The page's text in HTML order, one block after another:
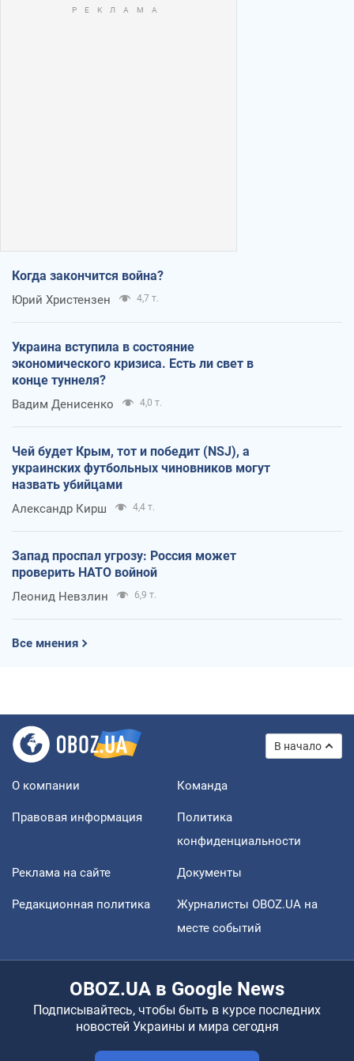
Когда закончится война?
Юрий Христензен 4,7 т.
Украина вступила в состояние
экономического кризиса. Есть ли свет в
конце туннеля?
Вадим Денисенко 4,0 т.
Чей будет Крым, тот и победит (NSJ), а
украинских футбольных чиновников могут
назвать убийцами
Александр Кирш 4,4 т.
Запад проспал угрозу: Россия может
проверить НАТО войной
Леонид Невзлин 6,9 т.
Все мнения
В начало
О компании Команда
Правовая информация
Политика
конфиденциальности
Реклама на сайте Документы
Редакционная политика
Журналисты OBOZ.UA на
месте событий
OBOZ.UA в Google News
Подписывайтесь, чтобы быть в курсе последних
новостей Украины и мира сегодня